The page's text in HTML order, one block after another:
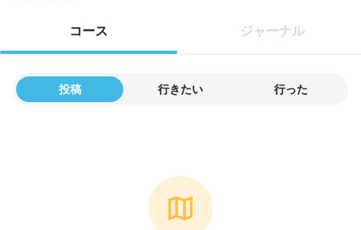
コース ジャーナル
投稿 行きたい 行った